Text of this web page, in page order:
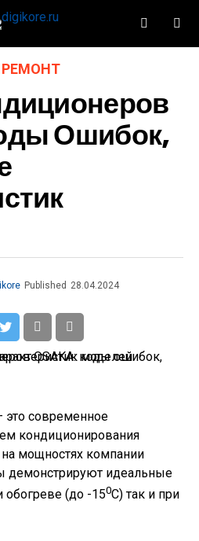
РЕМОНТ
Ошибок,
Published 28.04.2024
современное
кондиционирования
мощностях компании
демонстрируют идеальные
обогреве (до -150С) так и при